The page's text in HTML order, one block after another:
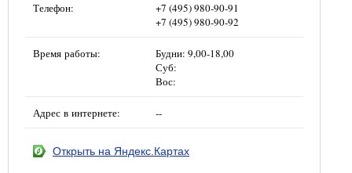
Телефон:
+7 (495) 980-90-91
+7 (495) 980-90-92
Время работы:
Будни: 9,00-18,00
Суб:
Вос:
Адрес в интернете: --
Открыть на Яндекс.Картах